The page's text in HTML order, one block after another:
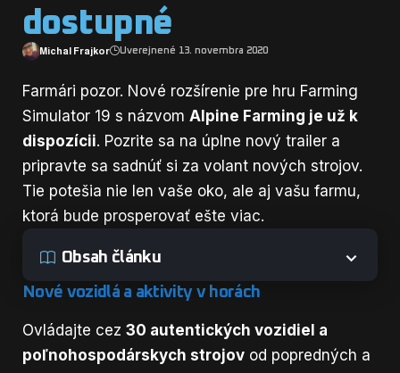
dostupné
Michal Frajkor Uverejnené 13. novembra 2020
Farmári pozor. Nové rozšírenie pre hru Farming
Simulator 19 s názvom Alpine Farming je už k
dispozícii. Pozrite sa na úplne nový trailer a
pripravte sa sadnúť si za volant nových strojov.
Tie potešia nie len vaše oko, ale aj vašu farmu,
ktorá bude prosperovať ešte viac.
Obsah článku
Nové vozidlá a aktivity v horách
Ovládajte cez 30 autentických vozidiel a
poľnohospodárskych strojov od popredných a